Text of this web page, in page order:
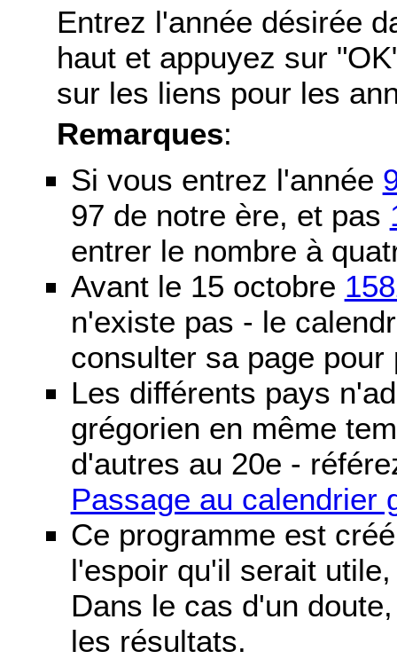
Entrez l'année désirée
haut et appuyez sur
sur les liens pour les
Remarques:
Si vous entrez l'année
97 de notre ère, et pas
entrer le nombre à
Avant le 15 octobre
n'existe pas - le
consulter sa page pour
Les différents pays
grégorien en même
d'autres au 20e -
Passage au calendrier
Ce programme est
l'espoir qu'il serait
Dans le cas d'un
les résultats.